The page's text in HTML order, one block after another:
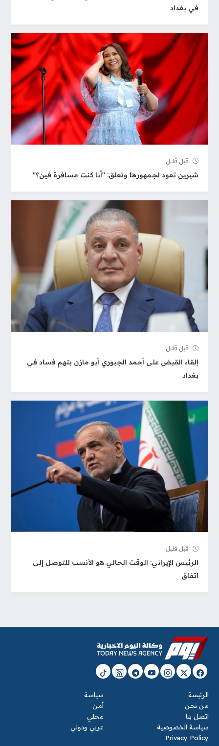
في بغداد
قبل قلیل
شيرين تعود لجمهورها وتعلق: "أنا كنت مسافرة فين؟"
قبل قلیل
إلقاء القبض على أحمد الجبوري أبو مازن بتهم فساد في
بغداد
قبل قلیل
الرئيس الإيراني: الوقت الحالي هو الأنسب للتوصل إلى
اتفاق
الرئيسة
من نحن
اتصل بنا
سياسة الخصوصية
Privacy Policy
سياسة
أمن
محلي
عربي ودولي